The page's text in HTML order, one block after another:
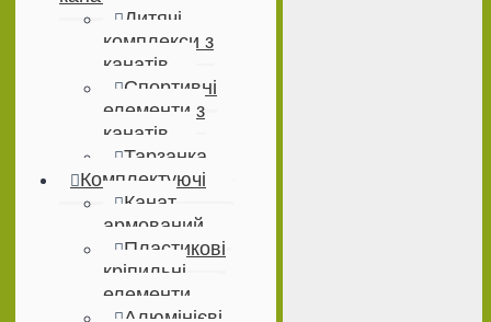
Дитячі
комплекси з
канатів
Спортивні
елементи з
канатів
Тарзанка
Комплектуючі
Канат
армований
Пластикові
кріпильні
елементи
Алюмінієві